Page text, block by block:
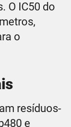
O IC50 do
o
resíduos-
e